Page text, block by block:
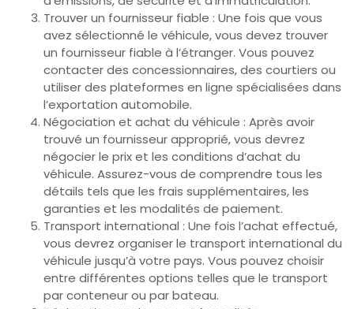
Trouver un fournisseur fiable : Une fois que vous
avez sélectionné le véhicule, vous devez trouver
un fournisseur fiable à l’étranger. Vous pouvez
contacter des concessionnaires, des courtiers ou
utiliser des plateformes en ligne spécialisées dans
l’exportation automobile.
Négociation et achat du véhicule : Après avoir
trouvé un fournisseur approprié, vous devrez
négocier le prix et les conditions d’achat du
véhicule. Assurez-vous de comprendre tous les
détails tels que les frais supplémentaires, les
garanties et les modalités de paiement.
Transport international : Une fois l’achat effectué,
vous devrez organiser le transport international du
véhicule jusqu’à votre pays. Vous pouvez choisir
entre différentes options telles que le transport
par conteneur ou par bateau.